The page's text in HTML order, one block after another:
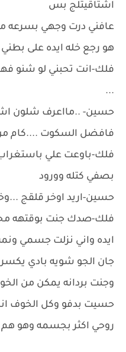
اشتاقيتلج بس
عافني درت وجهي بسرعه
هو رجع خله ايده على بطني
فلك-انت تحبني لو شنو
...
حسين- ..مااعرف شلون
فافضل السكوت ....كام
فلك-باوعت علي
بصفي كتله وورود
حسين-اريد اوخر قلقج
فلك-صدك جنت بوقتهه
ايده واني نزلت جسمي
جان الجو شويه بادي
وجنت بردانه يمكن من
حسيت بدفو وكل الخوف
روحي اكثر بجسمه وهو